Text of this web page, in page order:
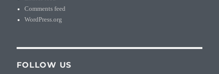
Comments feed
WordPress.org
FOLLOW US